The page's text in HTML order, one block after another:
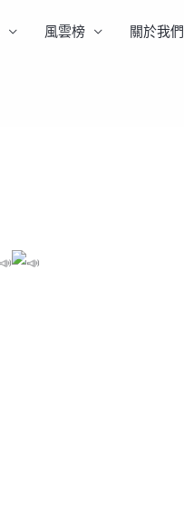
風雲榜 關於我們